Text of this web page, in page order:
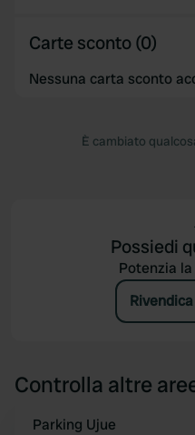
Carte sconto (0)
Nessuna carta sconto
È cambiato
Possiedi
Potenzia
Controlla altre
Parking Ujue